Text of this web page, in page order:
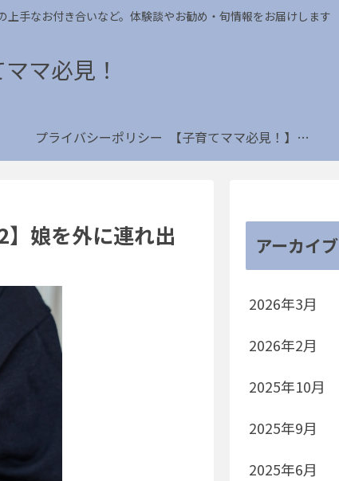
手なお付き合いなど。体験談やお勧め・旬情報をお届けします
マ必見！
プライバシーポリシー 【子育てママ必見！】姑ネタ・節約・部活トラブルなどの連載一覧はこちら
娘を外に連れ出
アーカイブ
2026年3月
2026年2月
2025年10月
2025年9月
2025年6月